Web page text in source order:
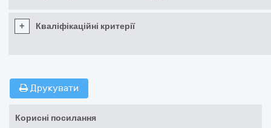
+ Кваліфікаційні критерії
Друкувати
Корисні посилання